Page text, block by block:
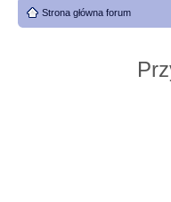
Strona główna forum